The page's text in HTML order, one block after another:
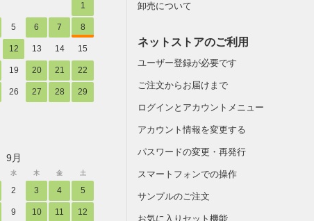
1
5 6 7 8
12 13 14 15
19 20 21 22
26 27 28 29
9月
水 木 金 土
2 3 4 5
9 10 11 12
卸売について
ネットストアのご利用
ユーザー登録が必要です
ご注文からお届けまで
ログインとアカウントメニュー
アカウント情報を変更する
パスワードの変更・再発行
スマートフォンでの操作
サンプルのご注文
お気に入りセット機能